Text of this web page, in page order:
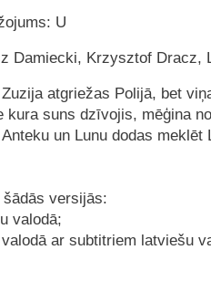
U
Damiecki, Krzysztof Dracz,
atgriežas Polijā, bet
kura suns dzīvojis, mēģina
un Lunu dodas
šādās versijās:
valodā;
ar subtitriem latviešu